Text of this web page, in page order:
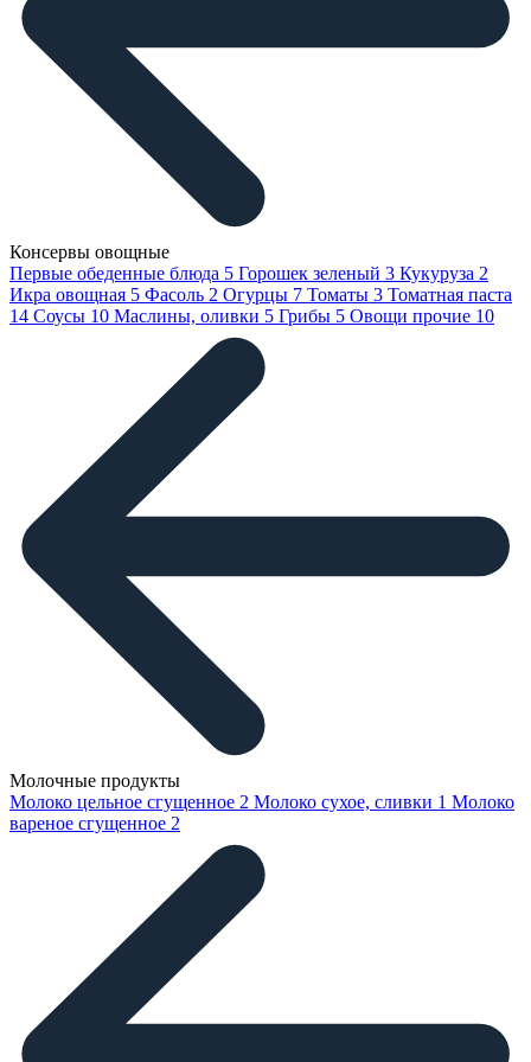
Консервы овощные
Первые обеденные блюда 5 Горошек зеленый 3 Кукуруза 2
Икра овощная 5 Фасоль 2 Огурцы 7 Томаты 3 Томатная паста
14 Соусы 10 Маслины, оливки 5 Грибы 5 Овощи прочие 10
Молочные продукты
Молоко цельное сгущенное 2 Молоко сухое, сливки 1 Молоко
вареное сгущенное 2